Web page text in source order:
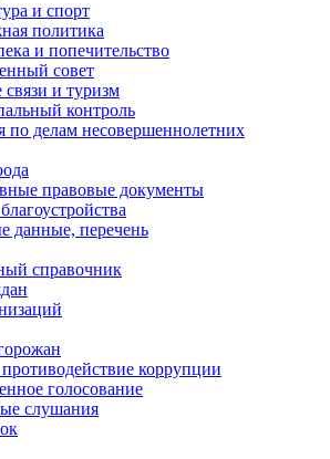
и спорт
политика
и попечительство
совет
и туризм
контроль
по делам несовершеннолетних
правовые документы
данные, перечень
справочник
коррупции
голосование
слушания